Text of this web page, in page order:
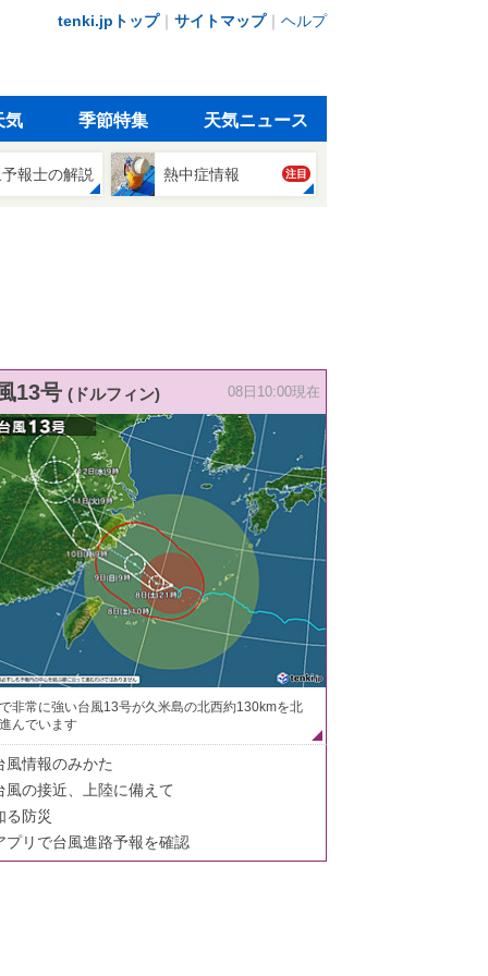
tenki.jpトップ｜ サイトマップ｜ ヘルプ
気 季節特集 天気ニュース
報士の解説 熱中症情報 注目
13号 (ドルフィン) 08日10:00現在
非常に強い台風13号が久米島の北西約130kmを北
んでいます
風情報のみかた
風の接近、上陸に備えて
る防災
プリで台風進路予報を確認